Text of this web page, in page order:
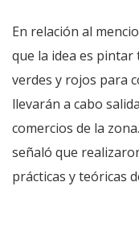
En relación al
que la idea es pintar
verdes y rojos para
llevarán a cabo
comercios de la
señaló que
prácticas y teóricas